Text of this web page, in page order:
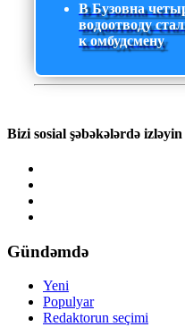
В Бузовна
водоотводу
к омбудсмену
Bizi sosial şəbəkələrdə izləyin
Gündəmdə
Yeni
Populyar
Redaktorun seçimi